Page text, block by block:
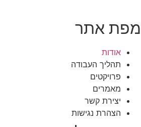
מפת אתר
אודות
תהליך העבודה
פרויקטים
מאמרים
יצירת קשר
הצהרת נגישות